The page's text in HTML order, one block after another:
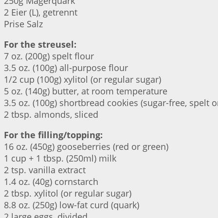
2 Eier (L), getrennt
Prise Salz
For the streusel:
7 oz. (200g) spelt flour
3.5 oz. (100g) all-purpose flour
1/2 cup (100g) xylitol (or regular sugar)
5 oz. (140g) butter, at room temperature
3.5 oz. (100g) shortbread cookies (sugar-free, spelt
2 tbsp. almonds, sliced
For the filling/topping:
16 oz. (450g) gooseberries (red or green)
1 cup + 1 tbsp. (250ml) milk
2 tsp. vanilla extract
1.4 oz. (40g) cornstarch
2 tbsp. xylitol (or regular sugar)
8.8 oz. (250g) low-fat curd (quark)